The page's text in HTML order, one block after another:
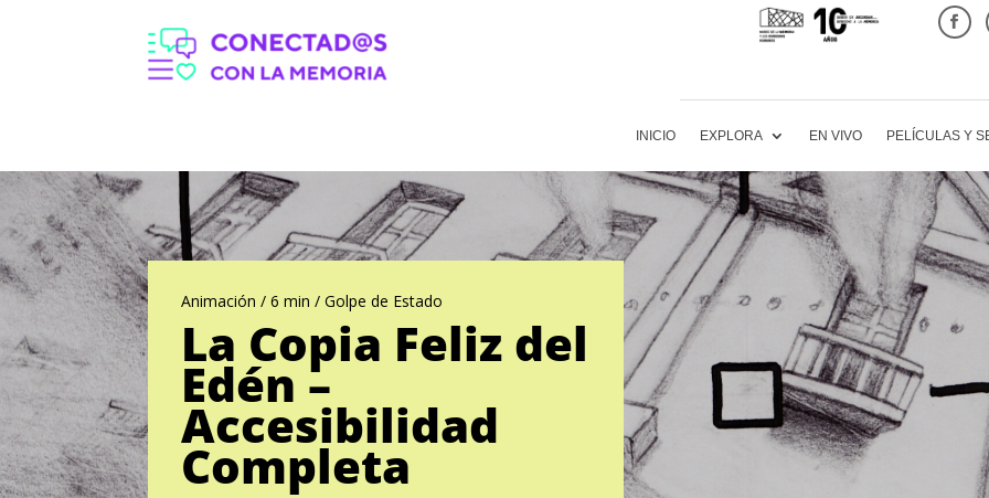
INICIO EXPLORA EN VIVO PELÍCULAS Y
Animación / 6 min / Golpe de Estado
La Copia Feliz del
Edén –
Accesibilidad
Completa